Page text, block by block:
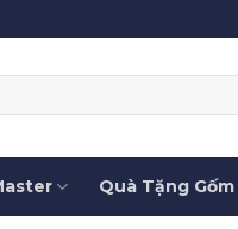
Quà Tặng